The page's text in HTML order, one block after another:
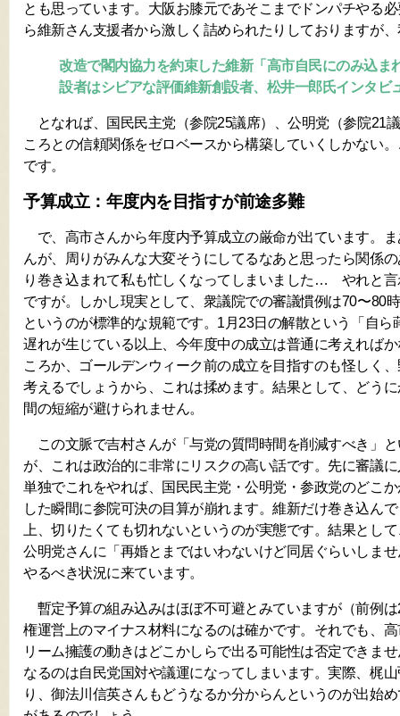
とも思っています。大阪お膝元であそこまでドンパチやる
ら維新さん支援者から激しく詰められたりしておりますが
改造で閣内協力を約束した維新「高市自民にのみ込ま
設者はシビアな評価維新創設者、松井一郎氏インタビ
となれば、国民民主党（参院25議席）、公明党（参院21
ころとの信頼関係をゼロベースから構築していくしかない
です。
予算成立：年度内を目指すが前途多難
で、高市さんから年度内予算成立の厳命が出ています。
んが、周りがみんな大変そうにしてるなあと思ったら関係
り巻き込まれて私も忙しくなってしまいました… やれと言
ですが。しかし現実として、衆議院での審議慣例は70〜80
というのが標準的な規範です。1月23日の解散という「自ら
遅れが生じている以上、今年度中の成立は普通に考えれば
ころか、ゴールデンウィーク前の成立を目指すのも怪しく
考えるでしょうから、これは揉めます。結果として、どう
間の短縮が避けられません。
この文脈で吉村さんが「与党の質問時間を削減すべき」
が、これは政治的に非常にリスクの高い話です。先に審議
単独でこれをやれば、国民民主党・公明党・参政党のどこ
した瞬間に参院可決の目算が崩れます。維新だけ巻き込ん
上、切りたくても切れないというのが実態です。結果とし
公明党さんに「再婚とまではいわないけど同居ぐらいしま
やるべき状況に来ています。
暫定予算の組み込みはほぼ不可避とみていますが（前例
権運営上のマイナス材料になるのは確かです。それでも、
リーム擁護の動きはどこかしらで出る可能性は否定できま
なるのは自民党国対や議運になってしまいます。実際、梶
り、御法川信英さんもどうなるか分からんというのが出始